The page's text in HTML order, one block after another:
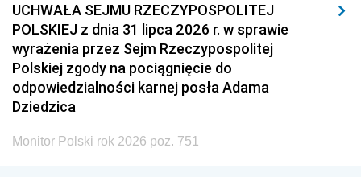
UCHWAŁA SEJMU RZECZYPOSPOLITEJ
POLSKIEJ z dnia 31 lipca 2026 r. w sprawie
wyrażenia przez Sejm Rzeczypospolitej
Polskiej zgody na pociągnięcie do
odpowiedzialności karnej posła Adama
Dziedzica
Monitor Polski rok 2026 poz. 751